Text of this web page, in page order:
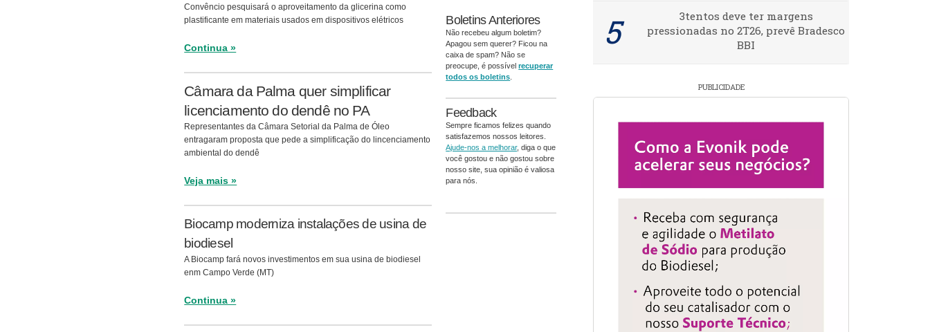
Convêncio pesquisará o aproveitamento da glicerina como
plastificante em materiais usados em dispositivos elétricos
Continua »
Câmara da Palma quer simplificar
licenciamento do dendê no PA
Representantes da Câmara Setorial da Palma de Óleo
entragaram proposta que pede a simplificação do lincenciamento
ambiental do dendê
Veja mais »
Biocamp moderniza instalações de usina de
biodiesel
A Biocamp fará novos investimentos em sua usina de biodiesel
enm Campo Verde (MT)
Continua »
Boletins Anteriores
Não recebeu algum boletim?
Apagou sem querer? Ficou na
caixa de spam? Não se
preocupe, é possívelrecuperar
todos os boletins
Feedback
Sempre ficamos felizes quando
satisfazemos nossos leitores.
Ajude-nos a melhorar, diga o que
você gostou e não gostou sobre
nosso site, sua opinião é valiosa
para nós.
3tentos deve ter margens
pressionadas no 2T26, prevê Bradesco
BBI
PUBLICIDADE